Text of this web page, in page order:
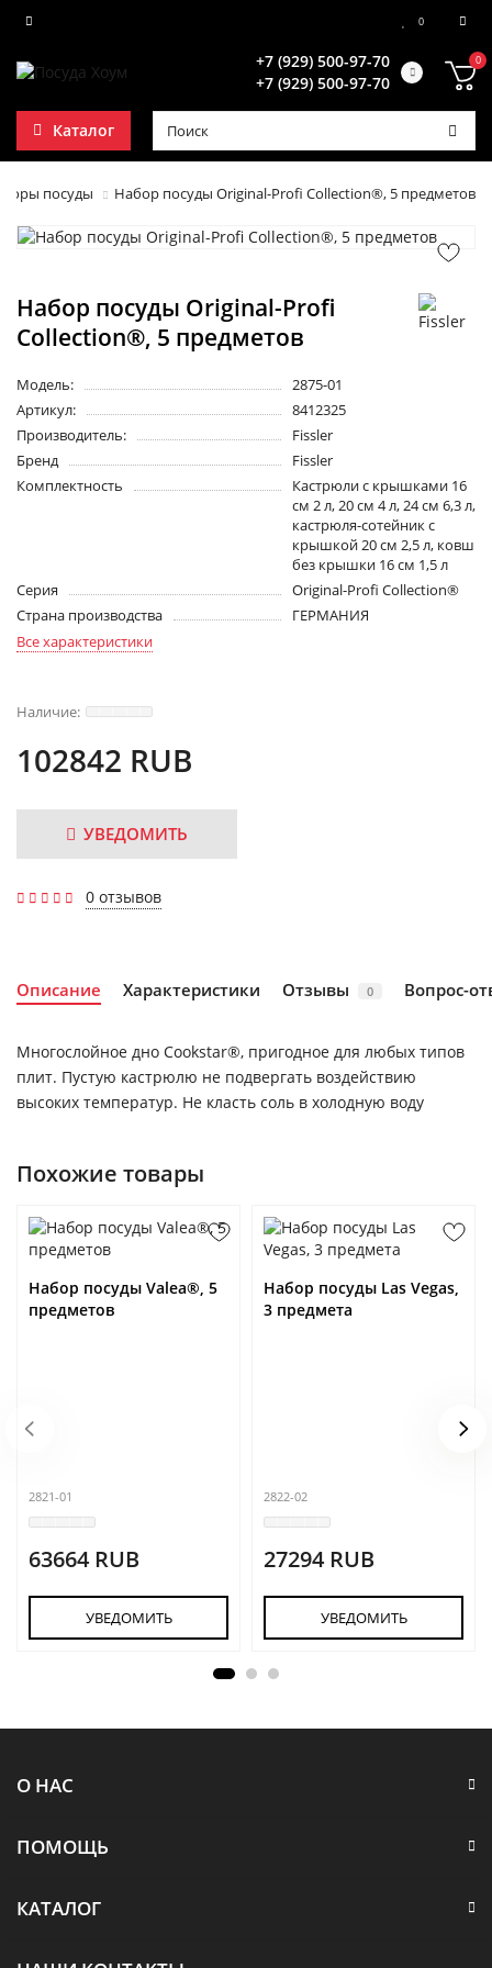
0
+7 (929) 500-97-70
+7 (929) 500-97-70
0
Каталог
посуды Набор посуды Original-Profi Collection®, 5 предметов
Набор посуды Original-Profi
Collection®, 5 предметов
Модель:
2875-01
Артикул:
8412325
Производитель:
Fissler
Бренд
Fissler
Комплектность
Кастрюли c крышками 16
см 2 л, 20 см 4 л, 24 см 6,3 л,
кастрюля-сотейник с
крышкой 20 см 2,5 л, ковш
без крышки 16 см 1,5 л
Серия
Original-Profi Collection®
Страна производства
ГЕРМАНИЯ
Все характеристики
102842 RUB
УВЕДОМИТЬ
0 отзывов
Описание Характеристики Отзывы 0 Вопрос-
Многослойное дно Cookstar®, пригодное для любых типов
плит. Пустую кастрюлю не подвергать воздействию
высоких температур. Не класть соль в холодную воду
Похожие товары
Набор посуды Valea®, 5
предметов
2821-01
63664 RUB
УВЕДОМИТЬ
Набор посуды Las Vegas,
3 предмета
2822-02
27294 RUB
УВЕДОМИТЬ
О НАС
ПОМОЩЬ
КАТАЛОГ